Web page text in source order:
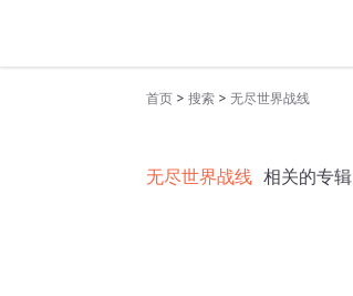
首页 > 搜索 > 无尽世界战线
无尽世界战线 相关的专辑